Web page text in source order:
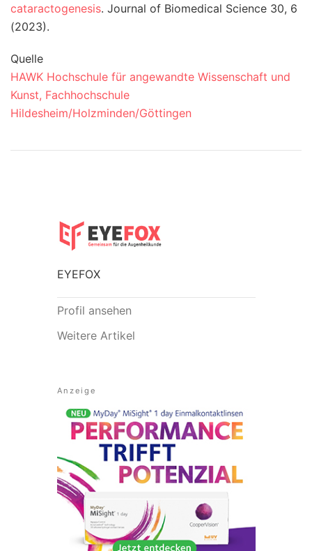
cataractogenesis. Journal of Biomedical Science 30, 6
(2023).
Quelle
HAWK Hochschule für angewandte Wissenschaft und
Kunst, Fachhochschule
Hildesheim/Holzminden/Göttingen
EYEFOX
Profil ansehen
Weitere Artikel